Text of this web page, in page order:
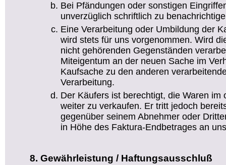
Bei Pfändungen oder sonstigen
unverzüglich schriftlich zu
Eine Verarbeitung oder Umbildung der
wird stets für uns vorgenommen. Wird
nicht gehörenden Gegenständen
Miteigentum an der neuen Sache im
Kaufsache zu den anderen
Verarbeitung.
Der Käufers ist berechtigt, die Waren im
weiter zu verkaufen. Er tritt jedoch
gegenüber seinem Abnehmer oder
in Höhe des Faktura-Endbetrages an
Gewährleistung / Haftungsausschluß